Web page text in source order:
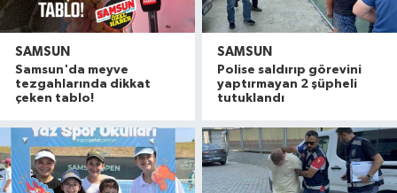
SAMSUN
Samsun'da meyve
tezgahlarında dikkat
çeken tablo!
SAMSUN
Polise saldırıp görevini
yaptırmayan 2 şüpheli
tutuklandı